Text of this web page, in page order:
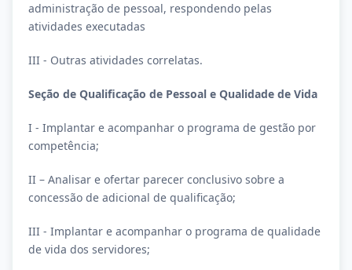
administração de pessoal, respondendo pelas
atividades executadas
III - Outras atividades correlatas.
Seção de Qualificação de Pessoal e Qualidade de Vida
I - Implantar e acompanhar o programa de gestão por
competência;
II – Analisar e ofertar parecer conclusivo sobre a
concessão de adicional de qualificação;
III - Implantar e acompanhar o programa de qualidade
de vida dos servidores;